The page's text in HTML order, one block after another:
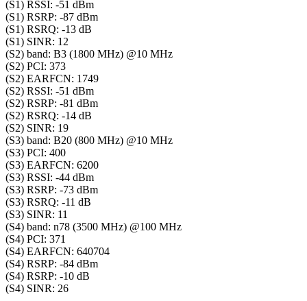
(S1) RSSI: -51 dBm
(S1) RSRP: -87 dBm
(S1) RSRQ: -13 dB
(S1) SINR: 12
(S2) band: B3 (1800 MHz) @10 MHz
(S2) PCI: 373
(S2) EARFCN: 1749
(S2) RSSI: -51 dBm
(S2) RSRP: -81 dBm
(S2) RSRQ: -14 dB
(S2) SINR: 19
(S3) band: B20 (800 MHz) @10 MHz
(S3) PCI: 400
(S3) EARFCN: 6200
(S3) RSSI: -44 dBm
(S3) RSRP: -73 dBm
(S3) RSRQ: -11 dB
(S3) SINR: 11
(S4) band: n78 (3500 MHz) @100 MHz
(S4) PCI: 371
(S4) EARFCN: 640704
(S4) RSRP: -84 dBm
(S4) RSRP: -10 dB
(S4) SINR: 26